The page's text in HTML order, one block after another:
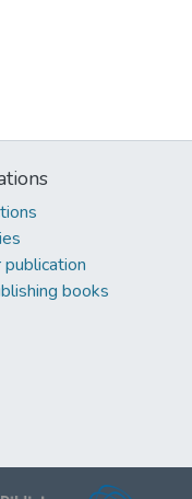
books